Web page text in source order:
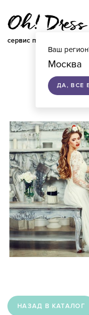
сервис по подбору
Ваш
Москва
ДА, ВСЕ
НАЗАД В КАТАЛОГ